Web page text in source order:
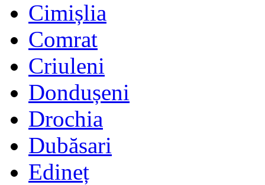
Cimișlia
Comrat
Criuleni
Dondușeni
Drochia
Dubăsari
Edineț